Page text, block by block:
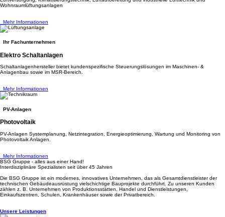
Wohnraumlüftungsanlagen
Mehr Informationen
Ihr Fachunternehmen
Elektro Schaltanlagen
Schaltanlagenhersteller bietet kundenspezifische Steuerungslösungen im Maschinen- &
Anlagenbau sowie im MSR-Bereich.
Mehr Informationen
PV-Anlagen
Photovoltaik
PV-Anlagen Systemplanung, Netzintegration, Energieoptimierung, Wartung und Monitoring von
Photovoltaik Anlagen.
Mehr Informationen
BSG Gruppe - alles aus einer Hand!
Interdisziplinäre Spezialisten seit über 45 Jahren
Die BSG Gruppe ist ein modernes, innovatives Unternehmen, das als Gesamtdienstleister der
technischen Gebäudeausrüstung vielschichtige Bauprojekte durchführt. Zu unseren Kunden
zählen z. B. Unternehmen von Produktionsstätten, Handel und Dienstleistungen,
Einkaufszentren, Schulen, Krankenhäuser sowie der Privatbereich.
Unsere Leistungen